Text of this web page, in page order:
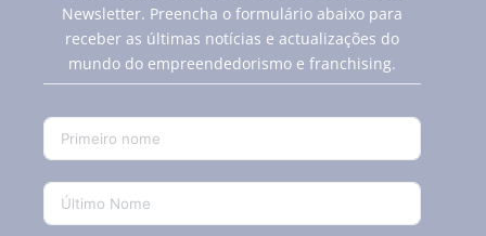
Newsletter. Preencha o formulário abaixo para
receber as últimas notícias e actualizações do
mundo do empreendedorismo e franchising.